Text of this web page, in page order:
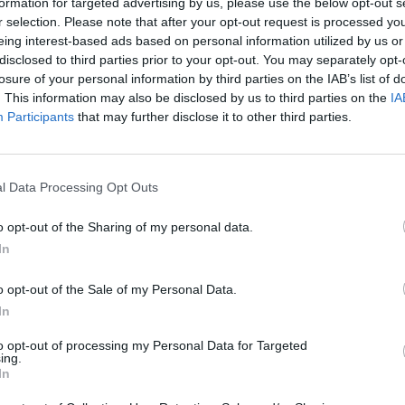
selection. Please note that after your opt-out request is processed
interest-based ads based on personal information utilized by us
to third parties prior to your opt-out. You may separately
of your personal information by third parties on the IAB’s list of
This information may also be disclosed by us to third parties on the
Participants that may further disclose it to other third parties.
Data Processing Opt Outs
opt-out of the Sharing of my personal data.
opt-out of the Sale of my Personal Data.
opt-out of processing my Personal Data for Targeted
di Morazzone
di Morazzone